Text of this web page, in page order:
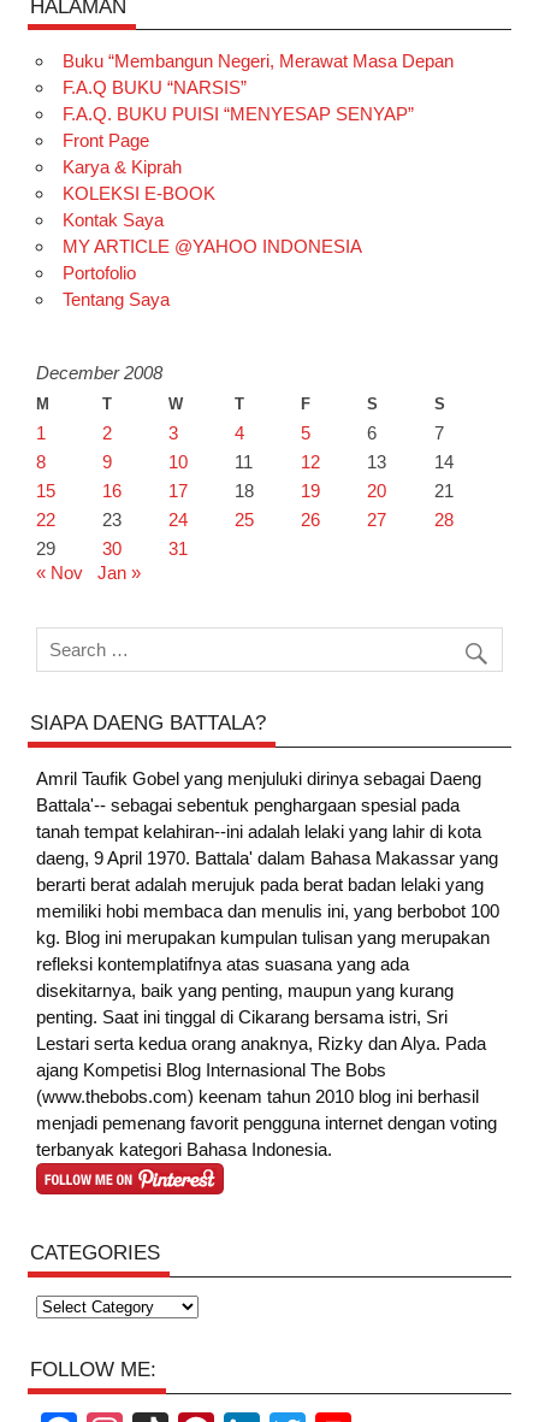
HALAMAN
Buku “Membangun Negeri, Merawat Masa Depan
F.A.Q BUKU “NARSIS”
F.A.Q. BUKU PUISI “MENYESAP SENYAP”
Front Page
Karya & Kiprah
KOLEKSI E-BOOK
Kontak Saya
MY ARTICLE @YAHOO INDONESIA
Portofolio
Tentang Saya
December 2008
M T W T F S S
1 2 3 4 5 6
7
8
9 10 11 12 13
14
15
16 17 18 19 20
21
22
23 24 25 26 27
28
29
30
31
« Nov
Jan »
SIAPA DAENG BATTALA?
Amril Taufik Gobelyang menjuluki dirinya sebagai Daeng
Battala'-- sebagai sebentuk penghargaan spesial pada
tanah tempat kelahiran--ini adalah lelaki yang lahir di kota
daeng, 9 April 1970. Battala' dalam Bahasa Makassar yang
berarti berat adalah merujuk pada berat badan lelaki yang
memiliki hobi membaca dan menulis ini, yang berbobot 100
kg. Blog ini merupakan kumpulan tulisan yang merupakan
refleksi kontemplatifnya atas suasana yang ada
disekitarnya, baik yang penting, maupun yang kurang
penting. Saat ini tinggal di Cikarang bersama istri, Sri
Lestari serta kedua orang anaknya, Rizky dan Alya. Pada
ajang Kompetisi Blog Internasional The Bobs
(www.thebobs.com) keenam tahun 2010 blog ini berhasil
menjadi pemenang favorit pengguna internet dengan voting
terbanyak kategori Bahasa Indonesia.
CATEGORIES
Categories
FOLLOW ME: